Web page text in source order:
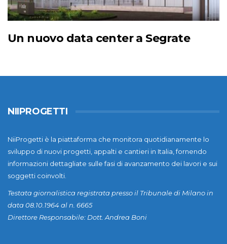
Un nuovo data center a Segrate
NIIPROGETTI
NiiProgetti è la piattaforma che monitora quotidianamente lo
sviluppo di nuovi progetti, appalti e cantieri in Italia, fornendo
informazioni dettagliate sulle fasi di avanzamento dei lavori e sui
soggetti coinvolti.
Testata giornalistica registrata presso il Tribunale di Milano in
data 08.10.1964 al n. 6665
Direttore Responsabile: Dott. Andrea Boni